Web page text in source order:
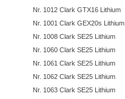
Nr. 1012 Clark GTX16 Lithium
Nr. 1001 Clark GEX20s Lithium
Nr. 1008 Clark SE25 Lithium
Nr. 1060 Clark SE25 Lithium
Nr. 1061 Clark SE25 Lithium
Nr. 1062 Clark SE25 Lithium
Nr. 1063 Clark SE25 Lithium